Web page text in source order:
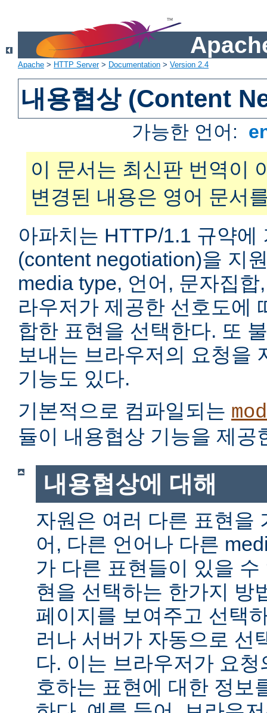
Apache > HTTP Server> Documentation > Version 2.4
내용협상 (Content
가능한 언어:
이 문서는 최신판 번역이
변경된 내용은 영어 문서
아파치는 HTTP/1.1 규약에
(content negotiation)을 지
media type, 언어, 문자집
라우저가 제공한 선호도에
합한 표현을 선택한다. 또
보내는 브라우저의 요청을
기능도 있다.
기본적으로 컴파일되는
듈이 내용협상 기능을 제공
내용협상에 대해
자원은 여러 다른 표현을
어, 다른 언어나 다른
가 다른 표현들이 있을
현을 선택하는 한가지 방
페이지를 보여주고 선택
러나 서버가 자동으로 선
다. 이는 브라우저가 요
호하는 표현에 대한 정보